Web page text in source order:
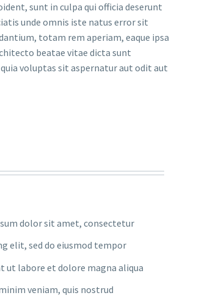
sunt in culpa qui officia deserunt
unde omnis iste natus error sit
totam rem aperiam, eaque ipsa
beatae vitae dicta sunt
voluptas sit aspernatur aut odit aut
dolor sit amet, consectetur
elit, sed do eiusmod tempor
ut labore et dolore magna aliqua
veniam, quis nostrud